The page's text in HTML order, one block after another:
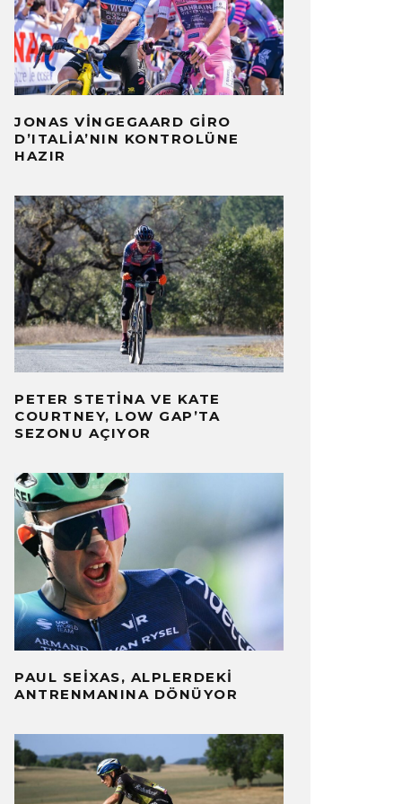
JONAS VINGEGAARD GIRO
D’ITALIA’NIN KONTROLÜNE
HAZIR
PETER STETINA VE KATE
COURTNEY, LOW GAP’TA
SEZONU AÇIYOR
PAUL SEIXAS, ALPLERDEKI
ANTRENMANINA DÖNÜYOR